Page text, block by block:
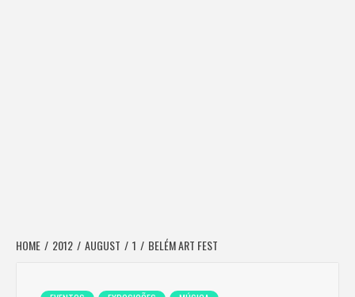
HOME 2012 AUGUST 1 BELÉM ART FEST